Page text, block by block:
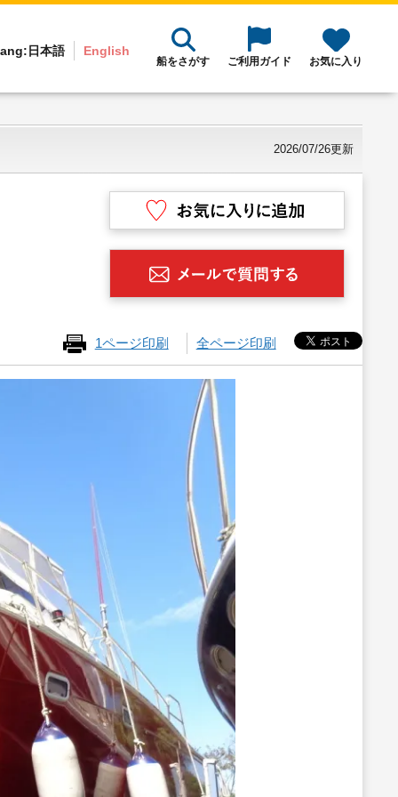
日本語 English
船をさがす ご利用ガイド お気に入り
2026/07/26更新
1ページ印刷 全ページ印刷